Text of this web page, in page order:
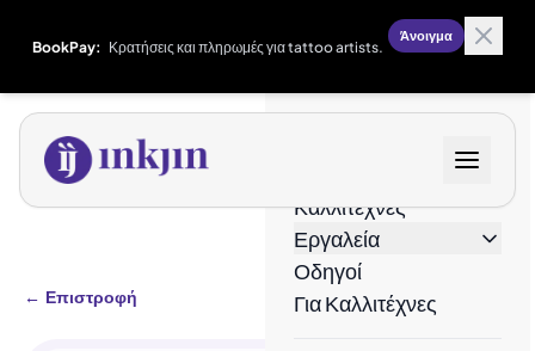
BookPay: Κρατήσεις και πληρωμές για tattoo artists.
Άνοιγμα
Καλλιτέχνες
Εργαλεία
Οδηγοί
Για Καλλιτέχνες
← Επιστροφή